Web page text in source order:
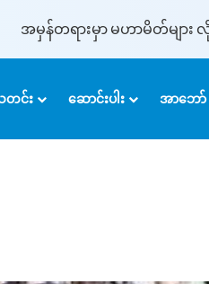
အမှန်တရားမှာ မဟာမိတ်မျာ
င်း ဆောင်းပါး အာဘော်